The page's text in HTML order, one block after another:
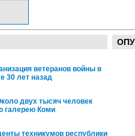
ветеранов войны в
30 лет назад
двух тысяч человек
галерею Коми
техникумов республики